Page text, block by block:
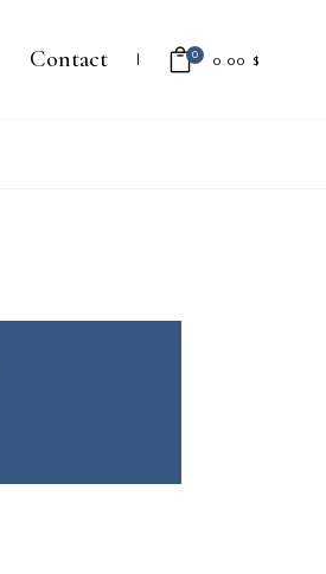
Contact 0 0.00 $